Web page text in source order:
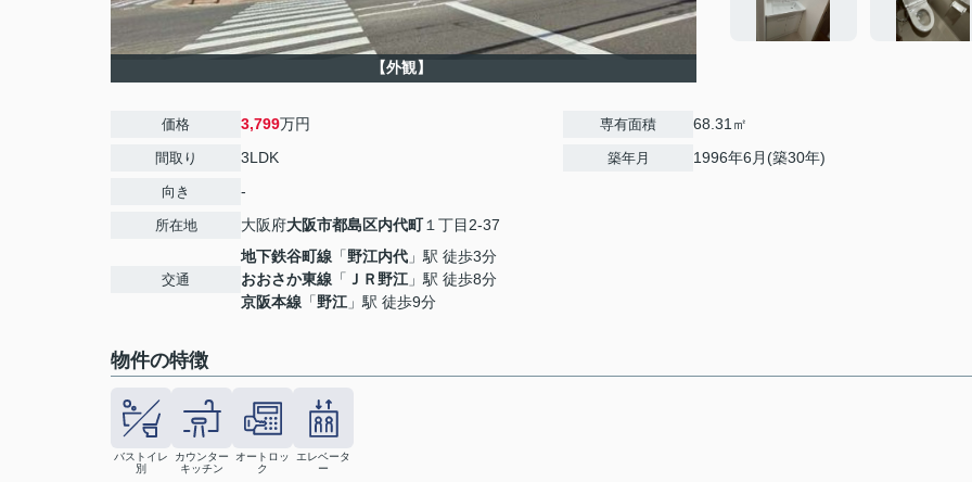
【外観】
価格 3,799万円
間取り 3LDK
向き -
所在地 大阪府大阪市都島区内代町１丁目2-37
交通
地下鉄谷町線 「野江内代 」駅 徒歩3分
おおさか東線 「 ＪＲ野江 」駅 徒歩8分
京阪本線 「野江 」駅 徒歩9分
専有面積 68.31㎡
築年月 1996年6月(築30年)
物件の特徴
バストイレ
別
カウンター
キッチン
オートロッ
ク
エレベータ
ー